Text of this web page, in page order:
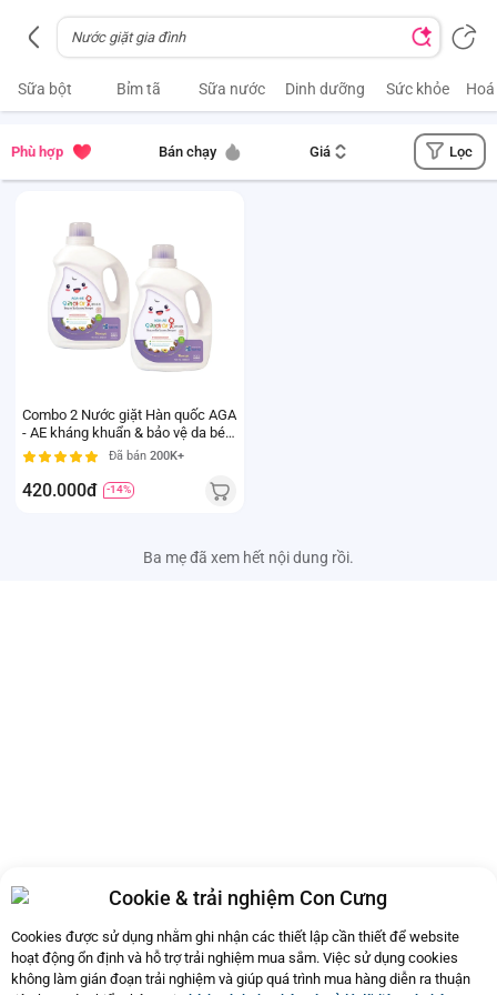
Sữa bột Bỉm tã Sữa nước Dinh dưỡng Sức khỏe
Phù hợp Bán chạy Giá Lọc
Combo 2 Nước giặt Hàn quốc AGA
- AE kháng khuẩn & bảo vệ da bé -
Moonlight 3L
Đã bán 200K+
420.000đ -14%
Ba mẹ đã xem hết nội dung rồi.
Cookie & trải nghiệm Con Cưng
Cookies được sử dụng nhằm ghi nhận các thiết lập cần thiết để website
hoạt động ổn định và hỗ trợ trải nghiệm mua sắm. Việc sử dụng cookies
không làm gián đoạn trải nghiệm và giúp quá trình mua hàng diễn ra thuận